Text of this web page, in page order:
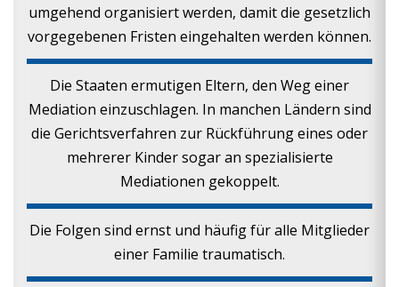
umgehend organisiert werden, damit die gesetzlich
vorgegebenen Fristen eingehalten werden können.
Die Staaten ermutigen Eltern, den Weg einer
Mediation einzuschlagen. In manchen Ländern sind
die Gerichtsverfahren zur Rückführung eines oder
mehrerer Kinder sogar an spezialisierte
Mediationen gekoppelt.
Die Folgen sind ernst und häufig für alle Mitglieder
einer Familie traumatisch.